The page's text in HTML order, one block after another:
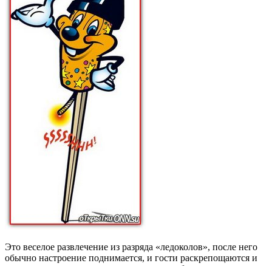
Это веселое развлечение из разряда «ледоколов», после него
обычно настроение поднимается, и гости раскрепощаются и